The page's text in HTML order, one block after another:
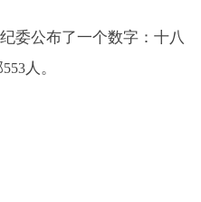
委公布了一个数字：十八
553人。